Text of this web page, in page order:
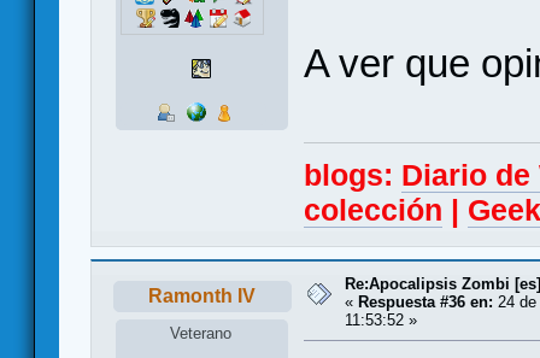
A ver que
blogs: Diario
colección |
Ramonth IV
Veterano
Re:Apocalipsis Zombi [es]
« Respuesta #36 en: 24
11:53:52 »